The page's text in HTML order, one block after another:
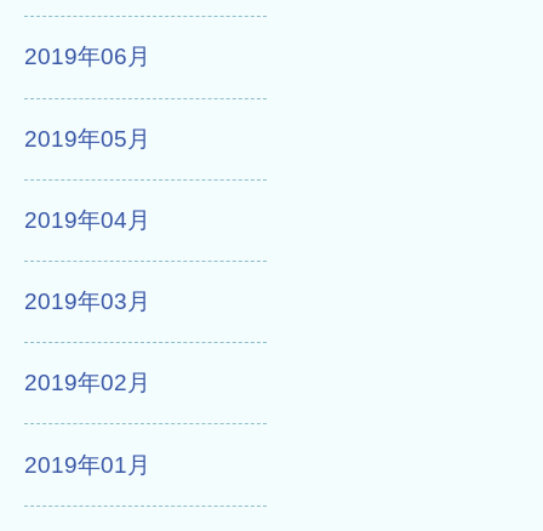
2019年06月
2019年05月
2019年04月
2019年03月
2019年02月
2019年01月